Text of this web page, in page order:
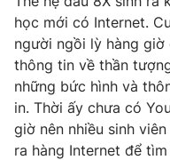
Hitech Công nghệ
Sản phẩm
Thị trường
Tư vấn
Giao lưu trực tuyến
Lịch phát sóng
Chuyên mục khác
học mới có Internet.
người ngồi lỳ hàng
thông tin về thần
những bức hình và
in. Thời ấy chưa có
giờ nên nhiều sinh
ra hàng Internet để